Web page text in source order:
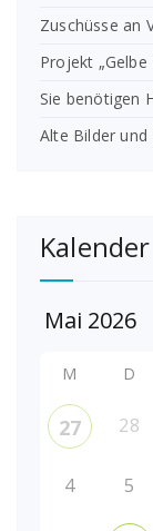
Zuschüsse an
Projekt
Sie benötigen
Alte Bilder
Kalender
M D
27 28
4 5